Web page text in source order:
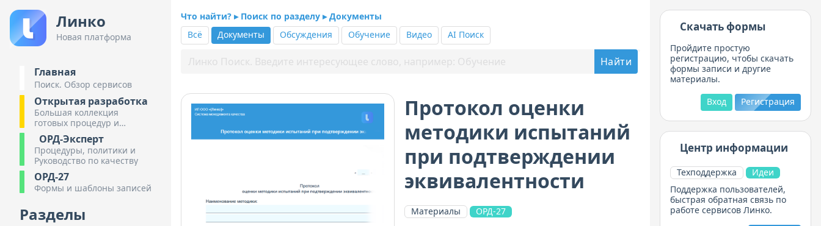
Линко
Новая платформа
Главная
Поиск. Обзор сервисов
Открытая разработка
Большая коллекция
готовых процедур и
инструкций
ОРД-Эксперт
Процедуры, политики и
Руководство по качеству
ОРД-27
Формы и шаблоны записей
Разделы
Что найти? ▸ Поиск по разделу ▸ Документы
Всё
Документы Обсуждения Обучение Видео AI Поиск
Протокол оценки
методики испытаний
при подтверждении
эквивалентности
Материалы ОРД-27
Скачать формы
Пройдите простую
регистрацию, чтобы скачать
формы записи и другие
материалы.
Регистрация
Вход
Центр информации
Техподдержка
Идеи
Поддержка пользователей,
быстрая обратная связь по
работе сервисов Линко.